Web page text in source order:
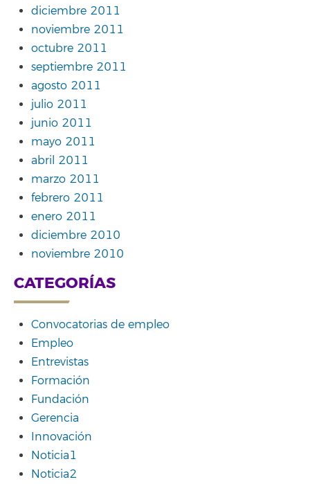
diciembre 2011
noviembre 2011
octubre 2011
septiembre 2011
agosto 2011
julio 2011
junio 2011
mayo 2011
abril 2011
marzo 2011
febrero 2011
enero 2011
diciembre 2010
noviembre 2010
CATEGORÍAS
Convocatorias de empleo
Empleo
Entrevistas
Formación
Fundación
Gerencia
Innovación
Noticia1
Noticia2